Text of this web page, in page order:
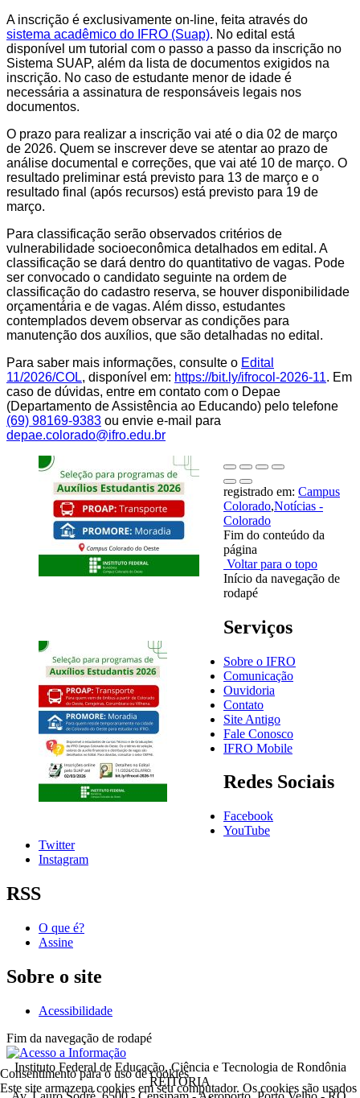
A inscrição é exclusivamente on-line, feita através do
sistema acadêmico do IFRO (Suap). No edital está
disponível um tutorial com o passo a passo da inscrição no
Sistema SUAP, além da lista de documentos exigidos na
inscrição. No caso de estudante menor de idade é
necessária a assinatura de responsáveis legais nos
documentos.
O prazo para realizar a inscrição vai até o dia 02 de março
de 2026. Quem se inscrever deve se atentar ao prazo de
análise documental e correções, que vai até 10 de março. O
resultado preliminar está previsto para 13 de março e o
resultado final (após recursos) está previsto para 19 de
março.
Para classificação serão observados critérios de
vulnerabilidade socioeconômica detalhados em edital. A
classificação se dará dentro do quantitativo de vagas. Pode
ser convocado o candidato seguinte na ordem de
classificação do cadastro reserva, se houver disponibilidade
orçamentária e de vagas. Além disso, estudantes
contemplados devem observar as condições para
manutenção dos auxílios, que são detalhadas no edital.
Para saber mais informações, consulte o Edital
11/2026/COL, disponível em: https://bit.ly/ifrocol-2026-11. Em
caso de dúvidas, entre em contato com o Depae
(Departamento de Assistência ao Educando) pelo telefone
(69) 98169-9383 ou envie e-mail para
depae.colorado@ifro.edu.br
registrado em: Campus
Colorado,Notícias -
Colorado
Fim do conteúdo da
página
Voltar para o topo
Início da navegação de
rodapé
Serviços
Sobre o IFRO
Comunicação
Ouvidoria
Contato
Site Antigo
Fale Conosco
IFRO Mobile
Redes Sociais
Facebook
YouTube
Twitter
Instagram
RSS
O que é?
Assine
Sobre o site
Acessibilidade
Fim da navegação de rodapé
Instituto Federal de Educação, Ciência e Tecnologia de Rondônia
REITORIA
Consentimento para o uso de cookies
Este site armazena cookies em seu computador. Os cookies são usados